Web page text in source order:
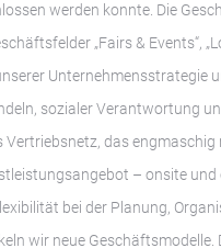
werden konnte. Die
„Fairs & Events“,
Unternehmensstrategie
sozialer Verantwortung
das engmaschig
– onsite
bei der Planung,
wir neue Geschäftsmodelle.